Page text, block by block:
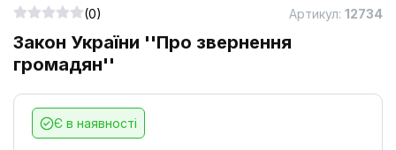
Закон України ''Про звернення
громадян''
(0) Артикул: 12734
Є в наявності